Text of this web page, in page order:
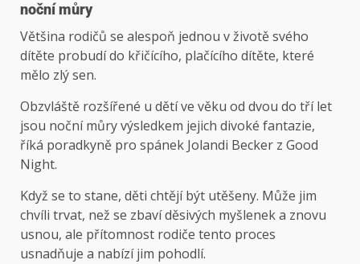
noční můry
Většina rodičů se alespoň jednou v životě svého
dítěte probudí do křičícího, plačícího dítěte, které
mělo zlý sen.
Obzvláště rozšířené u dětí ve věku od dvou do tří let
jsou noční můry výsledkem jejich divoké fantazie,
říká poradkyně pro spánek Jolandi Becker z Good
Night.
Když se to stane, děti chtějí být utěšeny. Může jim
chvíli trvat, než se zbaví děsivých myšlenek a znovu
usnou, ale přítomnost rodiče tento proces
usnadňuje a nabízí jim pohodlí.